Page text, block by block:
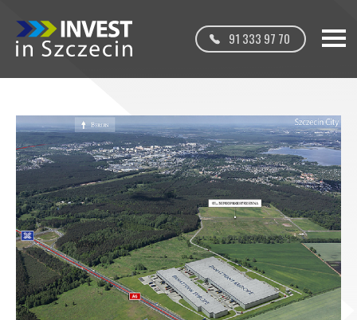
91 333 97 70